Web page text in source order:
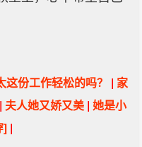
份工作轻松的吗？ | 家
夫人她又娇又美 | 她是小
] |